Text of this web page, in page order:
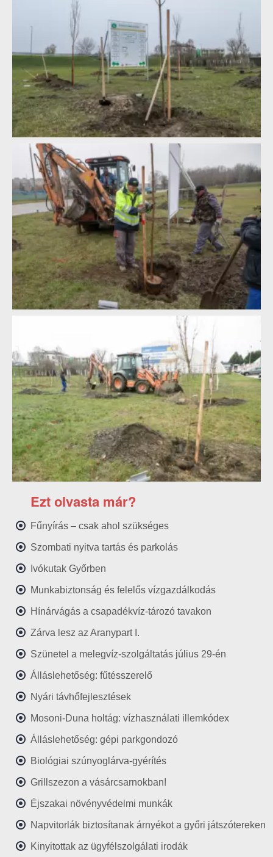
Ezt olvasta már?
Fűnyírás – csak ahol szükséges
Szombati nyitva tartás és parkolás
Ivókutak Győrben
Munkabiztonság és felelős vízgazdálkodás
Hínárvágás a csapadékvíz-tározó tavakon
Zárva lesz az Aranypart I.
Szünetel a melegvíz-szolgáltatás július 29-én
Álláslehetőség: fűtésszerelő
Nyári távhőfejlesztések
Mosoni-Duna holtág: vízhasználati illemkódex
Álláslehetőség: gépi parkgondozó
Biológiai szúnyoglárva-gyérítés
Grillszezon a vásárcsarnokban!
Éjszakai növényvédelmi munkák
Napvitorlák biztosítanak árnyékot a győri játszótereken
Kinyitottak az ügyfélszolgálati irodák